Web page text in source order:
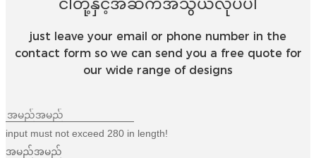
ငါတို့နှင့်အဆက်အသွယ်လုပ်ပါ
just leave your email or phone number in the
contact form so we can send you a free quote for
our wide range of designs
input must not exceed 280 in length!
အမည်အမည်